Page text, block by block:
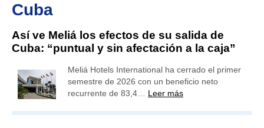
Cuba
Así ve Meliá los efectos de su salida de
Cuba: “puntual y sin afectación a la caja”
Meliá Hotels International ha cerrado el primer
semestre de 2026 con un beneficio neto
recurrente de 83,4… Leer más